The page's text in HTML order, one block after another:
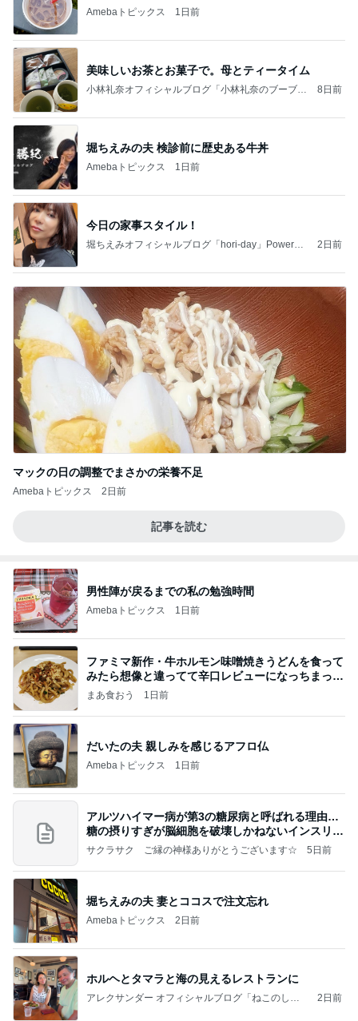
Amebaトピックス 1日前
美味しいお茶とお菓子で。母とティータイム
小林礼奈オフィシャルブログ「小林礼奈のブーブー
8日前
堀ちえみの夫 検診前に歴史ある牛丼
Amebaトピックス 1日前
今日の家事スタイル！
堀ちえみオフィシャルブログ「hori-day」Powered
2日前
マックの日の調整でまさかの栄養不足
Amebaトピックス 2日前
記事を読む
男性陣が戻るまでの私の勉強時間
Amebaトピックス 1日前
ファミマ新作・牛ホルモン味噌焼きうどんを食って
みたら想像と違ってて辛口レビューになっちまった
話
まあ食おう 1日前
だいたの夫 親しみを感じるアフロ仏
Amebaトピックス 1日前
アルツハイマー病が第3の糖尿病と呼ばれる理由…
糖の摂りすぎが脳細胞を破壊しかねないインスリン
の恐
サクラサク ご縁の神様ありがとうございます☆ 5日前
堀ちえみの夫 妻とココスで注文忘れ
Amebaトピックス 2日前
ホルヘとタマラと海の見えるレストランに
アレクサンダー オフィシャルブログ「ねこのしっ
2日前